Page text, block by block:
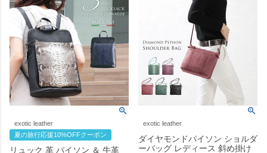
exotic leather
夏の旅行応援10%OFFクーポン
リュック 革 パイソン ＆ 牛革
exotic leather
ダイヤモンドパイソン ショルダ
ーバッグ レディース 斜め掛け